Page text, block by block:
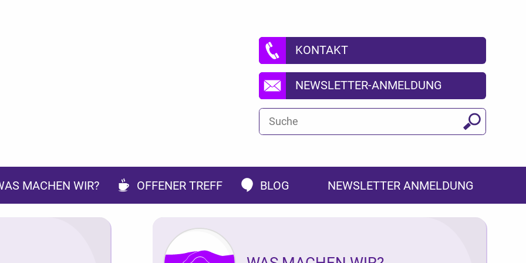
KONTAKT
NEWSLETTER-ANMELDUNG
Suchbegriff
Suchen
MACHEN WIR? OFFENER TREFF BLOG NEWSLETTER ANMELDUNG